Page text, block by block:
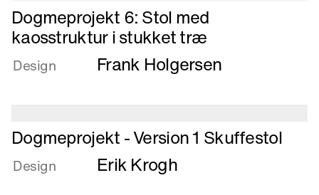
Læs
mere
om
Dogmeprojekt
kaosstruktur
i
stukket
Dogmeprojekt 6: Stol med
kaosstruktur i stukket træ
Design Frank Holgersen
Læs
mere
om
Dogmeprojekt - Version 1 Skuffestol
Design Erik Krogh